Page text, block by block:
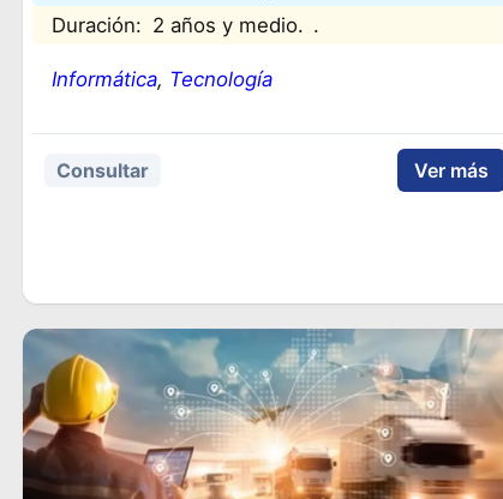
Duración: 2 años y medio. .
Informática, Tecnología
Consultar Ver más